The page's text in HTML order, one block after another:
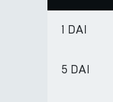
1 DAI
5 DAI